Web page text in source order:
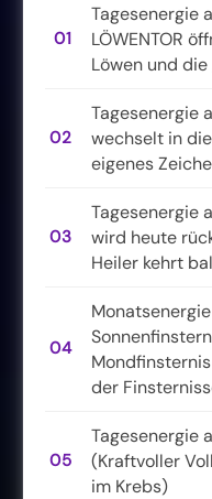
01
Tagesenergie
LÖWENTOR
Löwen und
02
Tagesenergie
wechselt in
eigenes
03
Tagesenergie
wird heute
Heiler kehrt
04
der
05
Tagesenergie
(Kraftvoller
im Krebs)